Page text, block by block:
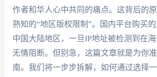
作者和华人心中共同的痛点。这背后的原
熟知的“地区版权限制”。国内平台购买
中国大陆地区，一旦IP地址被检测到在
无情阻断。但别急，这篇文章就是为你
南。我们将一步步拆解，如何通过选择